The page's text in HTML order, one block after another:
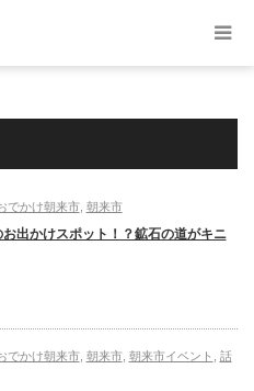
でかけ朝来市, 朝来市
お出かけスポット！？鉱石の道がキニ
でかけ朝来市, 朝来市, 朝来市イベント
話